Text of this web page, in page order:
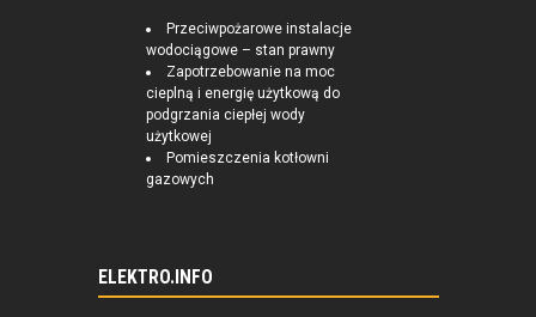
Przeciwpożarowe instalacje
wodociągowe – stan prawny
Zapotrzebowanie na moc
cieplną i energię użytkową do
podgrzania ciepłej wody
użytkowej
Pomieszczenia kotłowni
gazowych
ELEKTRO.INFO